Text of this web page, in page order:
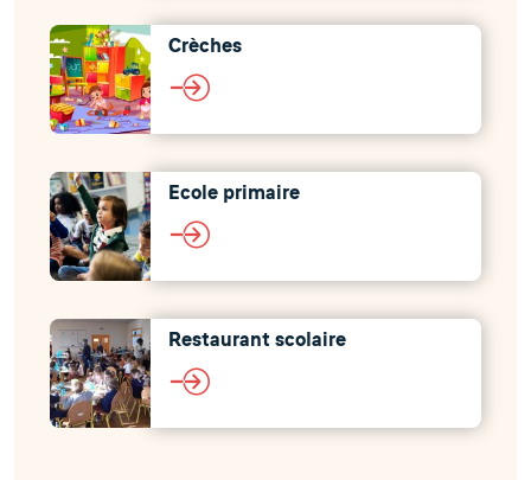
Crèches
Ecole primaire
Restaurant scolaire